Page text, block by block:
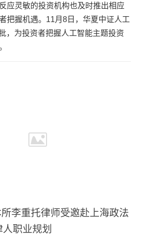
应灵敏的投资机构也及时推出相应
把握机遇。11月8日，华夏中证人工
，为投资者把握人工智能主题投资
李重托律师受邀赴上海政法
职业规划